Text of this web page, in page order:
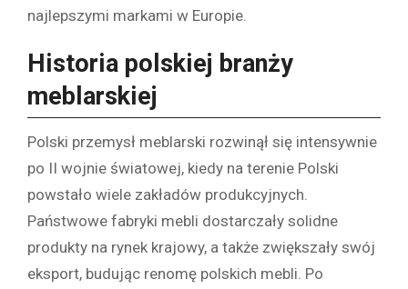
najlepszymi markami w Europie.
Historia polskiej branży
meblarskiej
Polski przemysł meblarski rozwinął się intensywnie
po II wojnie światowej, kiedy na terenie Polski
powstało wiele zakładów produkcyjnych.
Państwowe fabryki mebli dostarczały solidne
produkty na rynek krajowy, a także zwiększały swój
eksport, budując renomę polskich mebli. Po